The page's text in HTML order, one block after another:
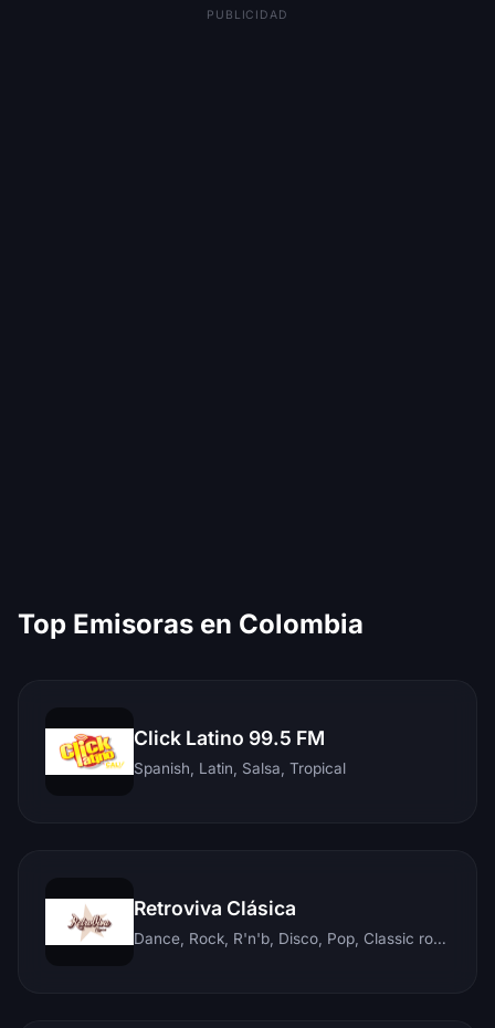
PUBLICIDAD
Top Emisoras en Colombia
Click Latino 99.5 FM
Spanish, Latin, Salsa, Tropical
Retroviva Clásica
Dance, Rock, R'n'b, Disco, Pop, Classic rock, Techno, Reggae